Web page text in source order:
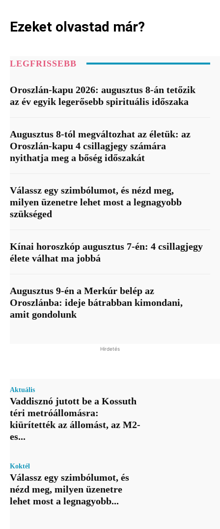
Ezeket olvastad már?
LEGFRISSEBB
Oroszlán-kapu 2026: augusztus 8-án tetőzik
az év egyik legerősebb spirituális időszaka
Augusztus 8-tól megváltozhat az életük: az
Oroszlán-kapu 4 csillagjegy számára
nyithatja meg a bőség időszakát
Válassz egy szimbólumot, és nézd meg,
milyen üzenetre lehet most a legnagyobb
szükséged
Kínai horoszkóp augusztus 7-én: 4 csillagjegy
élete válhat ma jobbá
Augusztus 9-én a Merkúr belép az
Oroszlánba: ideje bátrabban kimondani,
amit gondolunk
Hirdetés
Aktuális
Vaddisznó jutott be a Kossuth
téri metróállomásra:
kiürítették az állomást, az M2-
es...
Koktél
Válassz egy szimbólumot, és
nézd meg, milyen üzenetre
lehet most a legnagyobb...